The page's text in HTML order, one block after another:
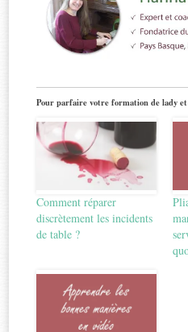
Pour parfaire votre formation de lady
Comment réparer
discrètement les incidents
de table ?